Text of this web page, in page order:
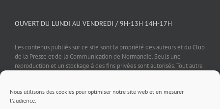
Nous utilisons des cookies pour optimiser notre site web et en mesurer
l'audience.
OUVERT DU LUNDI AU VENDREDI / 9H-13H 14H-17H
Les contenus publiés sur ce site sont la propriété des auteurs et du Club
de la Presse et de la Communication de Normandie. Seuls une
reproduction et un stockage à des fins privées sont autorisés. Tout autre